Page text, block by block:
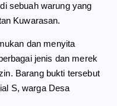
sebuah warung yang
Kuwarasan.
dan menyita
jenis dan merek
Barang bukti tersebut
S, warga Desa